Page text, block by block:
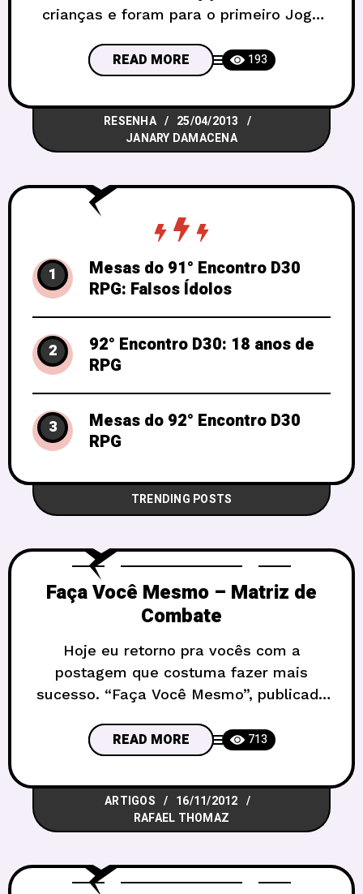
crianças e foram para o primeiro Joga
Casa de Jogos com proposta de ser
anual – sempre no feriado de aniversário
da capital – e com grandes proporções
de público e estilo de jogos, abrangendo
o RPG,
READ MORE 193
RESENHA
25/04/2013
JANARY DAMACENA
1
Mesas do 91° Encontro D30
RPG: Falsos Ídolos
2
92° Encontro D30: 18 anos de
RPG
3
Mesas do 92° Encontro D30
RPG
TRENDING POSTS
Faça Você Mesmo – Matriz de
Combate
Hoje eu retorno pra vocês com a
postagem que costuma fazer mais
sucesso. “Faça Você Mesmo”, publicado
de vocês. Todas as vezes que eu vou
aos encontros de RPG o pessoal me
pergunta onde que compro meus
acessórios, ou como eu fiz… Na
realidade eu sempre tive habilidade pra
READ MORE 713
ARTIGOS
16/11/2012
RAFAEL THOMAZ